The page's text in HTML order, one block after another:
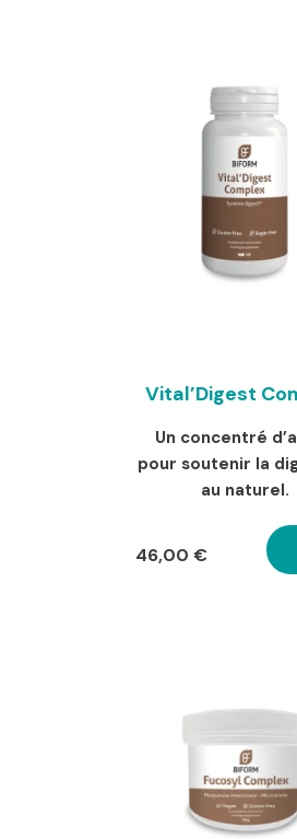
Vital’Digest
Un concentré
pour soutenir la
au naturel.
46,00 €